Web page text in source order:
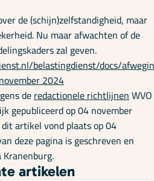
de (schijn)zelfstandigheid, maar
Nu maar afwachten of de
zal geven.
belastingdienst/docs/
2024
deredactionele richtlijnenWVO
gepubliceerd op 04 november
artikel vond plaats op 04
deze pagina is geschreven en
artikelen